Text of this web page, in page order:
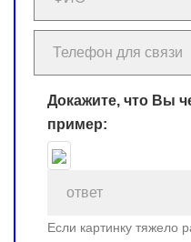
Докажите, что Вы
пример:
Если картинку тяжело